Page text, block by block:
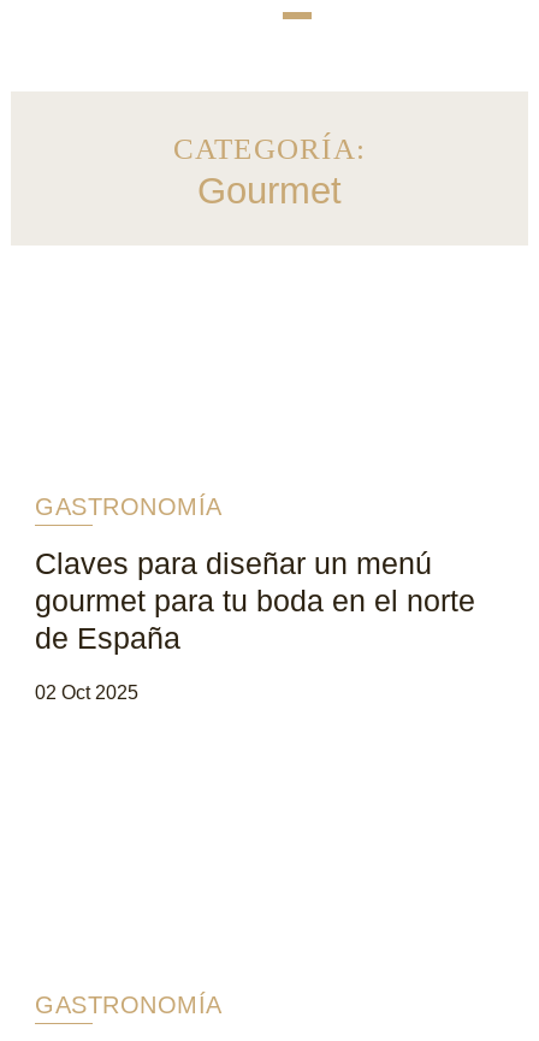
CATEGORÍA:
Gourmet
GASTRONOMÍA
Claves para diseñar un menú
gourmet para tu boda en el norte
de España
02 Oct 2025
GASTRONOMÍA